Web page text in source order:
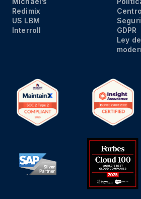
Redimix
US LBM
Interroll
GDPR
Ley